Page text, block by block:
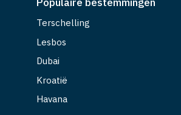
Terschelling
Lesbos
Dubai
Kroatië
Havana